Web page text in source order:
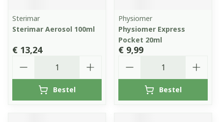
Sterimar
Sterimar Aerosol 100ml
€ 13,24
Bestel
Physiomer
Physiomer Express
Pocket 20ml
€ 9,99
Bestel